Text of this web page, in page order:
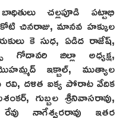
చల్లపూడి పట్టాభి
చినరాజు, మానవ హక్కుల
కె సుధ, ఏడిద రాజేష్,
గోదావరి జిల్లా అధ్యక్ష,
మొహమ్మద్ ఇక్బాల్, ముత్యాల
రవి, దళిత ఐక్య పోరాట వేదిక
గుబ్బల శ్రీనివాసరావు,
నాగేశ్వరరావు ఇతర